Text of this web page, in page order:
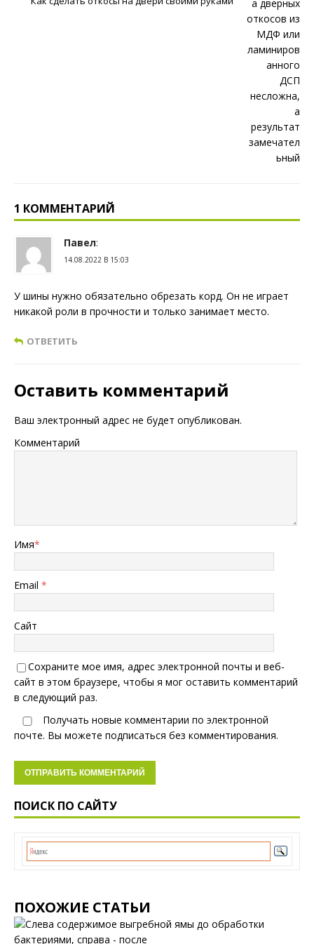
1 КОММЕНТАРИЙ
Павел:
14.08.2022 В 15:03
У шины нужно обязательно обрезать корд. Он не играет
никакой роли в прочности и только занимает место.
ОТВЕТИТЬ
Оставить комментарий
Ваш электронный адрес не будет опубликован.
Комментарий
Имя*
Email *
Сайт
Сохраните мое имя, адрес электронной почты и веб-
сайт в этом браузере, чтобы я мог оставить комментарий
в следующий раз.
Получать новые комментарии по электронной
почте. Вы можете подписаться без комментирования.
ПОИСК ПО САЙТУ
ПОХОЖИЕ СТАТЬИ